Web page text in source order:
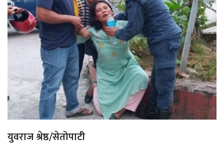
युवराज श्रेष्ठ/सेतोपाटी